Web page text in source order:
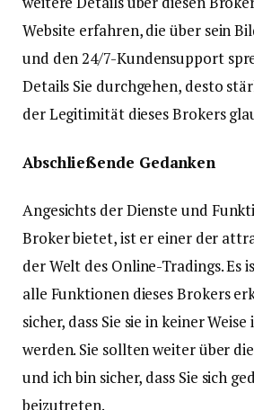
Website erfahren, die über sein
und den 24/7-Kundensupport
Details Sie durchgehen, desto
der Legitimität dieses Brokers
Abschließende Gedanken
Angesichts der Dienste und
Broker bietet, ist er einer der
der Welt des Online-Tradings. Es
alle Funktionen dieses Brokers
sicher, dass Sie sie in keiner
werden. Sie sollten weiter über
und ich bin sicher, dass Sie sich
beizutreten.